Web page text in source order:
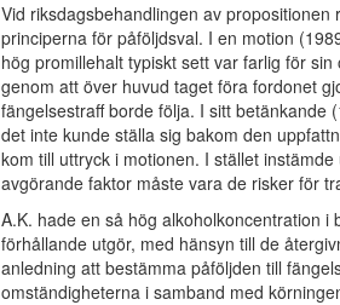
Vid riksdagsbehandlingen av
principerna för påföljdsval. I en motion
hög promillehalt typiskt sett var farlig för
genom att över huvud taget föra fordonet
fängelsestraff borde följa. I sitt betänkande
det inte kunde ställa sig bakom den
kom till uttryck i motionen. I stället
avgörande faktor måste vara de risker för
A.K. hade en så hög alkoholkoncentration
förhållande utgör, med hänsyn till de
anledning att bestämma påföljden till
omständigheterna i samband med